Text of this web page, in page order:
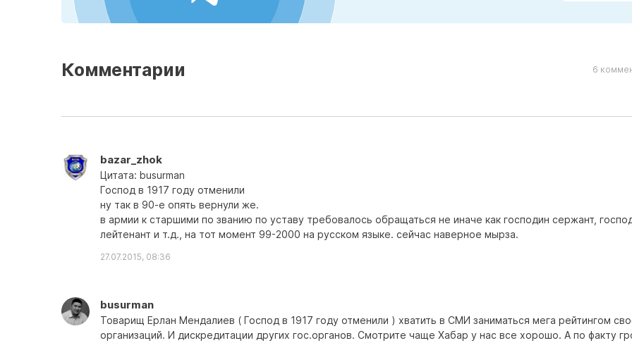
Комментарии 6
bazar_zhok
Цитата: busurman
Господ в 1917 году отменили
ну так в 90-е опять вернули же.
в армии к старшими по званию по уставу требовалось обращаться не иначе как господин сержант,
лейтенант и т.д., на тот момент 99-2000 на русском языке. сейчас наверное мырза.
27.07.2015, 08:36
busurman
Товарищ Ерлан Мендалиев ( Господ в 1917 году отменили ) хватить в СМИ заниматься мега рейтингом
организаций. И дискредитации других гос.органов. Смотрите чаще Хабар у нас все хорошо. А по факту